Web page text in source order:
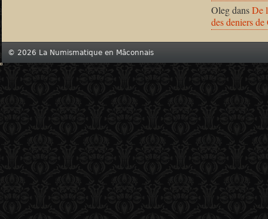
OlegdansDe
des deniers
© 2026 La Numismatique en Mâconnais